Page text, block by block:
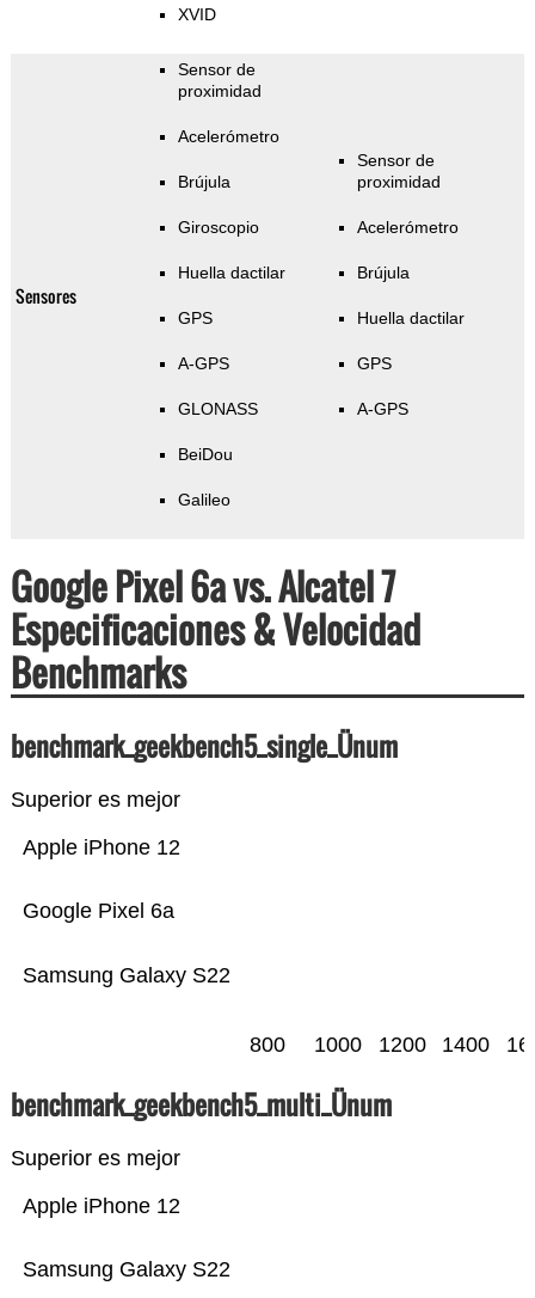
XVID
Sensores
Sensor de
proximidad
Acelerómetro
Brújula
Giroscopio
Huella dactilar
GPS
A-GPS
GLONASS
BeiDou
Galileo
Sensor de
proximidad
Acelerómetro
Brújula
Huella dactilar
GPS
A-GPS
Google Pixel 6a vs. Alcatel 7
Especificaciones & Velocidad
Benchmarks
benchmark_geekbench5_single_Ünum
Superior es mejor
Samsung Galaxy S22
Google Pixel 6a
Apple iPhone 12
800 1000 1200 1400
benchmark_geekbench5_multi_Ünum
Superior es mejor
Samsung Galaxy S22
Apple iPhone 12